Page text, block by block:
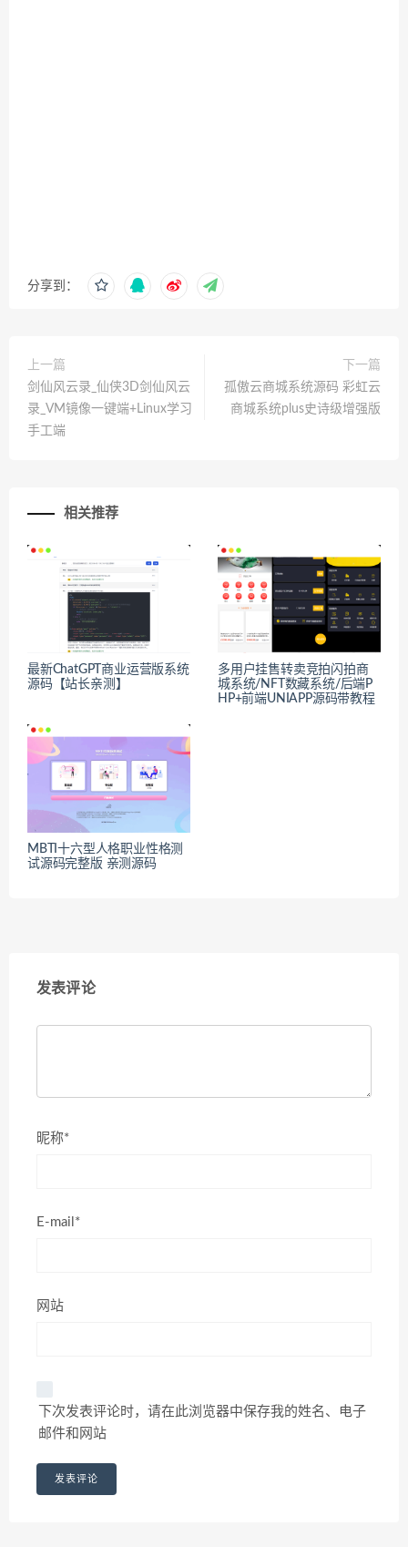
分享到：
上一篇
剑仙风云录_仙侠3D剑仙风云
录_VM镜像一键端+Linux学习
手工端
下一篇
孤傲云商城系统源码 彩虹云
商城系统plus史诗级增强版
相关推荐
最新ChatGPT商业运营版系统
源码【站长亲测】
多用户挂售转卖竞拍闪拍商
城系统/NFT数藏系统/后端P
HP+前端UNIAPP源码带教程
MBTI十六型人格职业性格测
试源码完整版 亲测源码
发表评论
昵称*
E-mail*
网站
下次发表评论时，请在此浏览器中保存我的姓名、电子
邮件和网站